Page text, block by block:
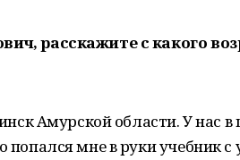
расскажите с какого
Амурской области. У нас
попался мне в руки учебник